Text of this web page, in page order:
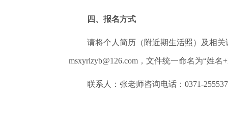
四、报名方式
请将个人简历（附近期生活照）及相
msxyrlzyb@126.com，文件统一命名为“姓
联系人：张老师咨询电话：0371-